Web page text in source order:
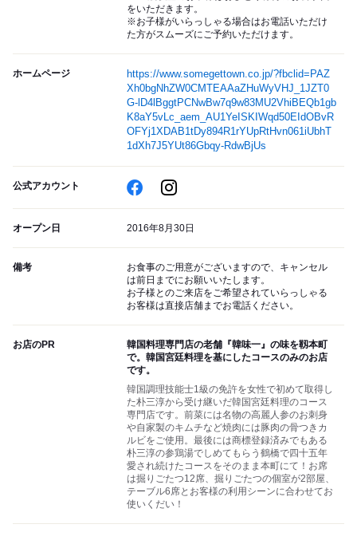
をいただきます。
※お子様がいらっしゃる場合はお電話いただけ
た方がスムーズにご予約いただけます。
ホームページ
https://www.somegettown.co.jp/?fbclid=PAZ
Xh0bgNhZW0CMTEAAaZHuWyVHJ_1JZT0
G-lD4lBggtPCNwBw7q9w83MU2VhiBEQb1gb
K8aY5vLc_aem_AU1YeISKIWqd50EIdOBvR
OFYj1XDAB1tDy894R1rYUpRtHvn061iUbhT
1dXh7J5YUt86Gbqy-RdwBjUs
公式アカウント
オープン日 2016年8月30日
備考
お食事のご用意がございますので、キャンセル
は前日までにお願いいたします。
お子様とのご来店をご希望されていらっしゃる
お客様は直接店舗までお電話ください。
お店のPR
韓国料理専門店の老舗『韓味一』の味を靱本町
で。韓国宮廷料理を基にしたコースのみのお店
です。
韓国調理技能士1級の免許を女性で初めて取得し
た朴三淳から受け継いだ韓国宮廷料理のコース
専門店です。前菜には名物の高麗人参のお刺身
や自家製のキムチなど焼肉には豚肉の骨つきカ
ルビをご使用。最後には商標登録済みでもある
朴三淳の参鶏湯でしめてもらう鶴橋で四十五年
愛され続けたコースをそのまま本町にて！お席
は掘りごたつ12席、掘りごたつの個室が2部屋、
テーブル6席とお客様の利用シーンに合わせてお
使いくだい！